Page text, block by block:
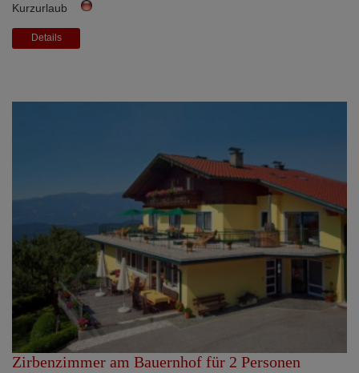
Kurzurlaub
Details
Zirbenzimmer am Bauernhof für 2 Personen